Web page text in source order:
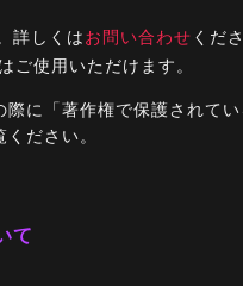
詳しくはお問い合わせ くだ
ご使用いただけます。
に「著作権で保護されて
ください。
て